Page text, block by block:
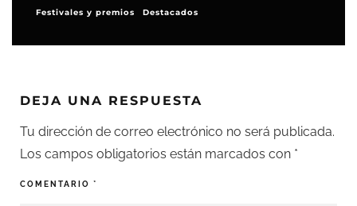
Festivales y premios Destacados
DEJA UNA RESPUESTA
Tu dirección de correo electrónico no será publicada.
Los campos obligatorios están marcados con *
COMENTARIO *